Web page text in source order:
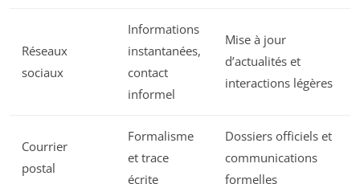
Réseaux
sociaux
Informations
instantanées,
contact
informel
Mise à jour
d’actualités et
interactions légères
Courrier
postal
Formalisme
et trace
écrite
Dossiers officiels et
communications
formelles